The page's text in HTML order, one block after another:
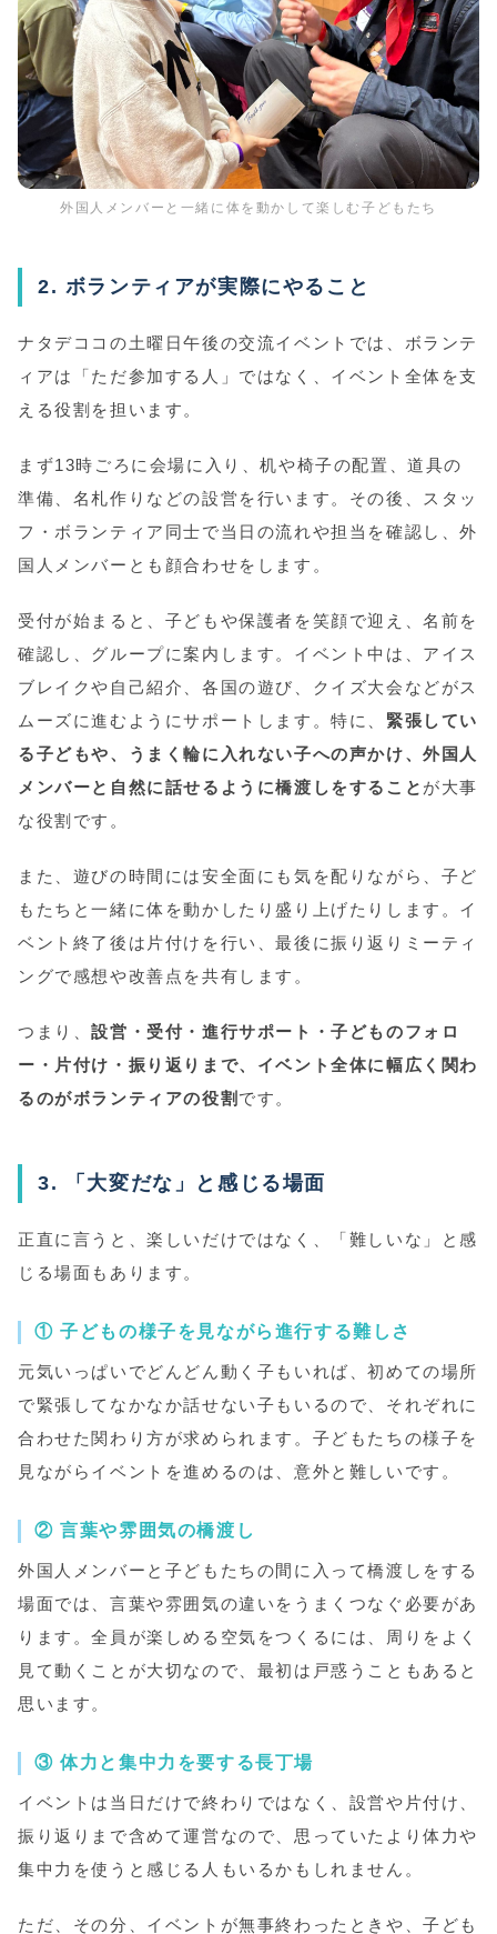
外国人メンバーと一緒に体を動かして楽しむ子どもたち
2. ボランティアが実際にやること
ナタデココの土曜日午後の交流イベントでは、ボランテ
ィアは「ただ参加する人」ではなく、イベント全体を支
える役割を担います。
まず13時ごろに会場に入り、机や椅子の配置、道具の
準備、名札作りなどの設営を行います。その後、スタッ
フ・ボランティア同士で当日の流れや担当を確認し、外
国人メンバーとも顔合わせをします。
受付が始まると、子どもや保護者を笑顔で迎え、名前を
確認し、グループに案内します。イベント中は、アイス
ブレイクや自己紹介、各国の遊び、クイズ大会などがス
ムーズに進むようにサポートします。特に、 緊張してい
る子どもや、うまく輪に入れない子への声かけ、外国人
メンバーと自然に話せるように橋渡しをすること が大事
な役割です。
また、遊びの時間には安全面にも気を配りながら、子ど
もたちと一緒に体を動かしたり盛り上げたりします。イ
ベント終了後は片付けを行い、最後に振り返りミーティ
ングで感想や改善点を共有します。
つまり、設営・受付・進行サポート・子どものフォロ
ー・片付け・振り返りまで、イベント全体に幅広く関わ
るのがボランティアの役割 です。
3. 「大変だな」と感じる場面
正直に言うと、楽しいだけではなく、「難しいな」と感
じる場面もあります。
① 子どもの様子を見ながら進行する難しさ
元気いっぱいでどんどん動く子もいれば、初めての場所
で緊張してなかなか話せない子もいるので、それぞれに
合わせた関わり方が求められます。子どもたちの様子を
見ながらイベントを進めるのは、意外と難しいです。
② 言葉や雰囲気の橋渡し
外国人メンバーと子どもたちの間に入って橋渡しをする
場面では、言葉や雰囲気の違いをうまくつなぐ必要があ
ります。全員が楽しめる空気をつくるには、周りをよく
見て動くことが大切なので、最初は戸惑うこともあると
思います。
③ 体力と集中力を要する長丁場
イベントは当日だけで終わりではなく、設営や片付け、
振り返りまで含めて運営なので、思っていたより体力や
集中力を使うと感じる人もいるかもしれません。
ただ、その分、イベントが無事終わったときや、子ども